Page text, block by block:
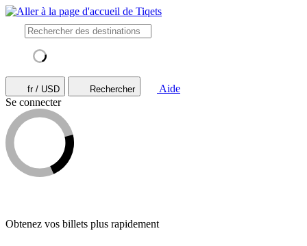
fr / USD Rechercher
Aide
Se connecter
Obtenez vos billets plus rapidement